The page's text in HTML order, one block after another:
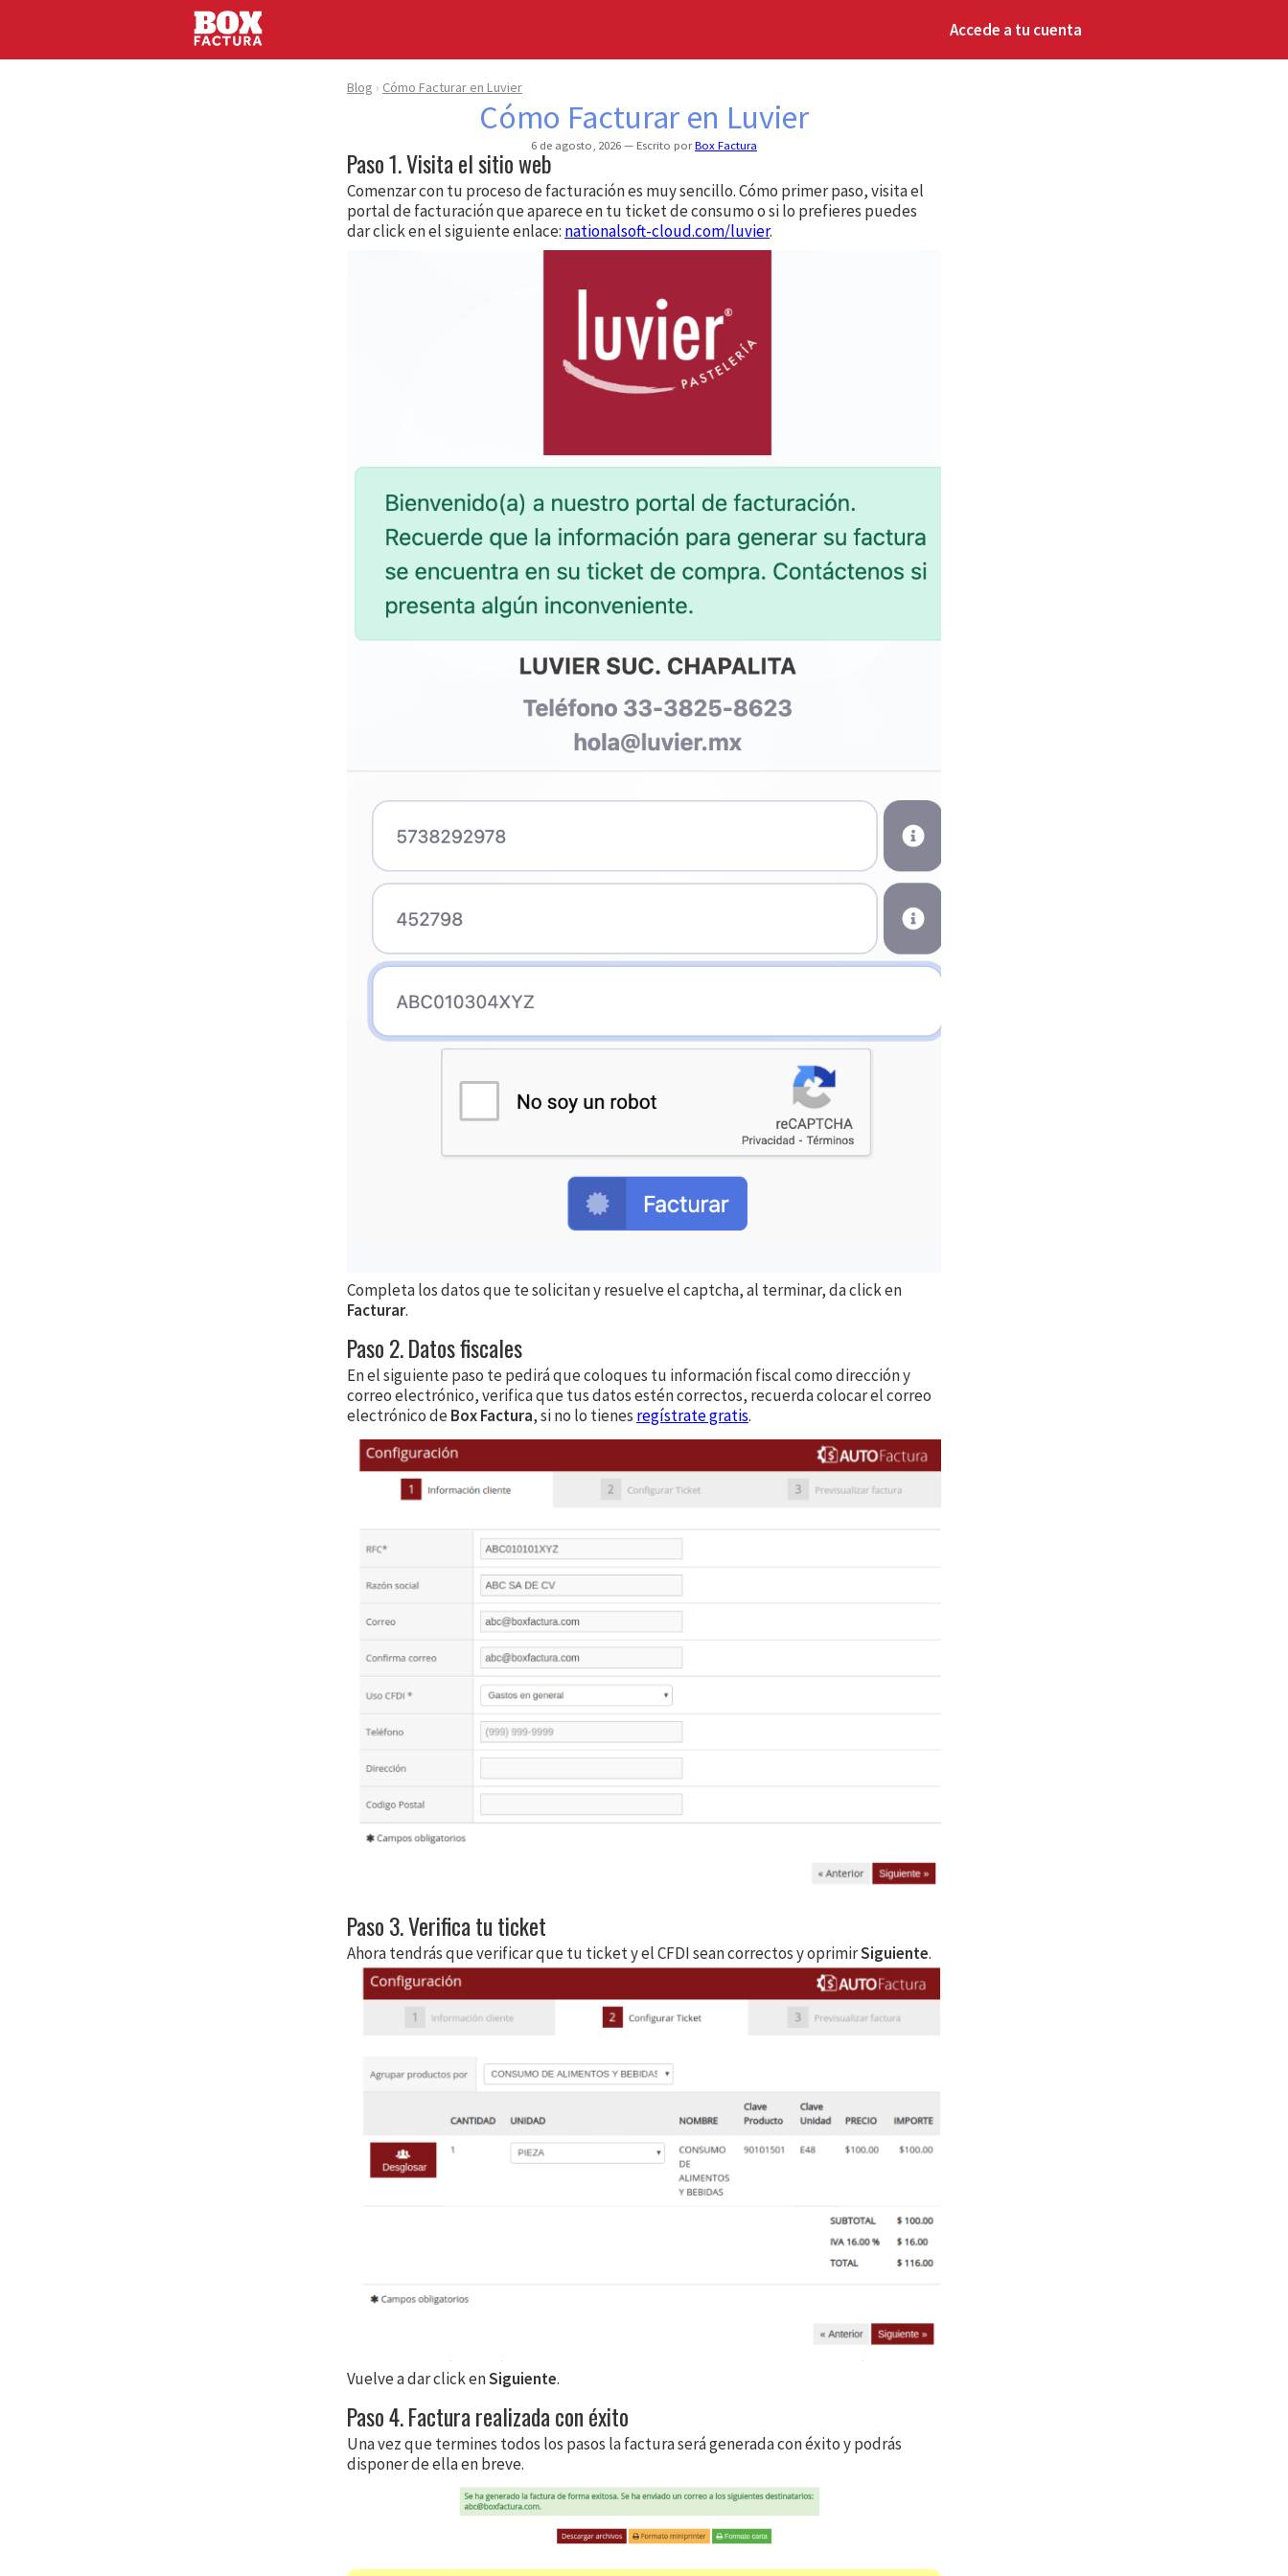
Accede a tu cuenta
Blog Cómo Facturar en Luvier
Cómo Facturar en Luvier
6 de agosto, 2026 Escrito porBox Factura
Paso 1. Visita el sitio web
Comenzar con tu proceso de facturación es muy sencillo. Cómo primer paso, visita el
portal de facturación que aparece en tu ticket de consumo o si lo prefieres puedes
dar click en el siguiente enlace: nationalsoft-cloud.com/luvier.
Completa los datos que te solicitan y resuelve el captcha, al terminar, da click en
Facturar.
Paso 2. Datos fiscales
En el siguiente paso te pedirá que coloques tu información fiscal como dirección y
correo electrónico, verifica que tus datos estén correctos, recuerda colocar el correo
electrónico deBox Factura, si no lo tienes regístrate gratis.
Paso 3. Verifica tu ticket
Ahora tendrás que verificar que tu ticket y el CFDI sean correctos y oprimirSiguiente.
Vuelve a dar click enSiguiente.
Paso 4. Factura realizada con éxito
Una vez que termines todos los pasos la factura será generada con éxito y podrás
disponer de ella en breve.